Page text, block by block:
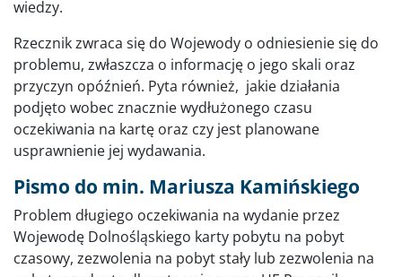
wiedzy.
Rzecznik zwraca się do Wojewody o odniesienie się do
problemu, zwłaszcza o informację o jego skali oraz
przyczyn opóźnień. Pyta również, jakie działania
podjęto wobec znacznie wydłużonego czasu
oczekiwania na kartę oraz czy jest planowane
usprawnienie jej wydawania.
Pismo do min. Mariusza Kamińskiego
Problem długiego oczekiwania na wydanie przez
Wojewodę Dolnośląskiego karty pobytu na pobyt
czasowy, zezwolenia na pobyt stały lub zezwolenia na